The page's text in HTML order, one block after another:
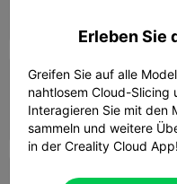
0,2 mm

Erleben Sie
Greifen Sie auf alle
nahtlosem Cloud-Slicing
Interagieren Sie mit den
sammeln und weitere
in der Creality Cloud App!